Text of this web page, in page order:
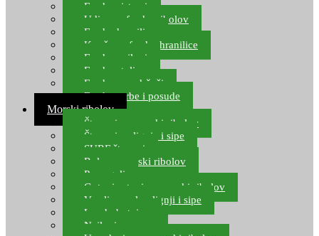
Feeder sistemi
Udice za feeder ribolov
Feeder hranilice
Kopče za feeder hranilice
Feeder najloni
Feeder stolice
Feeder arm držači
Feeder torbe i posude
Morski ribolov
Štapovi za morski ribolov
Štapovi za lignje i sipe
SURF štapovi
Role za morski ribolov
Parangali
Gotovi setovi za morski ribolov
Varalice za lov lignji i sipe
Lov hobotnice
Najloni za more